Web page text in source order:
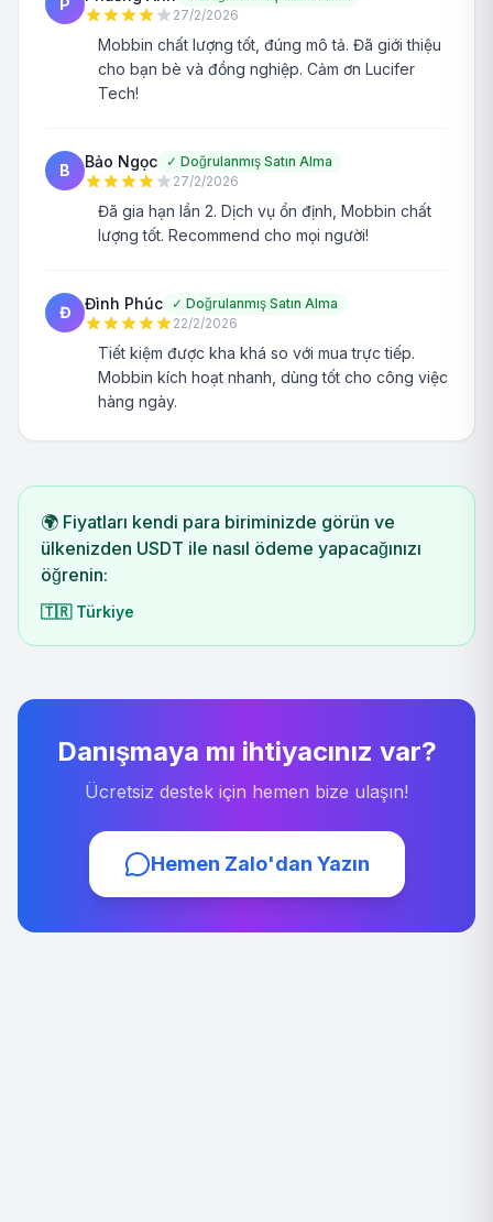
P
27/2/2026
Mobbin chất lượng tốt, đúng mô tả. Đã giới thiệu
cho bạn bè và đồng nghiệp. Cảm ơn Lucifer
Tech!
B Bảo Ngọc ✓ Doğrulanmış Satın Alma
27/2/2026
Đã gia hạn lần 2. Dịch vụ ổn định, Mobbin chất
lượng tốt. Recommend cho mọi người!
Đ Đình Phúc ✓ Doğrulanmış Satın Alma
22/2/2026
Tiết kiệm được kha khá so với mua trực tiếp.
Mobbin kích hoạt nhanh, dùng tốt cho công việc
hàng ngày.
🌍 Fiyatları kendi para biriminizde görün ve
ülkenizden USDT ile nasıl ödeme yapacağınızı
öğrenin:
🇹🇷 Türkiye
Danışmaya mı ihtiyacınız var?
Ücretsiz destek için hemen bize ulaşın!
Hemen Zalo'dan Yazın